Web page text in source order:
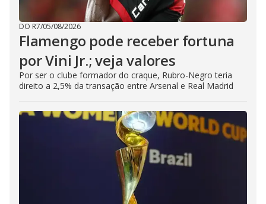
DO R7/05/08/2026
Flamengo pode receber fortuna
por Vini Jr.; veja valores
Por ser o clube formador do craque, Rubro-Negro teria
direito a 2,5% da transação entre Arsenal e Real Madrid